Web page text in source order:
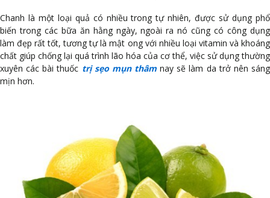
Chanh là một loại quả có nhiều trong tự nhiên, được sử dụng phổ
biến trong các bữa ăn hằng ngày, ngoài ra nó cũng có công dụng
làm đẹp rất tốt, tương tự là mật ong với nhiều loại vitamin và khoáng
chất giúp chống lại quá trình lão hóa của cơ thể, việc sử dụng thường
xuyên các bài thuốc trị sẹo mụn thâm nay sẽ làm da trở nên sáng
mịn hơn.